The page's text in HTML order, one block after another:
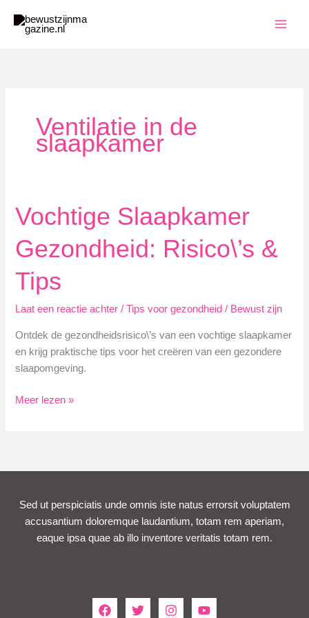
naar
Ventilatie in de
slaapkamer
Vochtige Slaapkamer
Gezondheid: Risico\’s &
Tips
Laat een reactie achter /Tips voor gezondheid / Bewust zijn
Ontdek de gezondheidsrisico\’s van een vochtige slaapkamer
en krijg praktische tips voor het creëren van een gezondere
slaapomgeving.
Vochtige
Meer lezen »
Sed ut perspiciatis unde omnis iste natus errorsit voluptatem
accusantium doloremque laudantium, totam rem aperiam,
eaque ipsa quae ab illo inventore veritatis totam rem.